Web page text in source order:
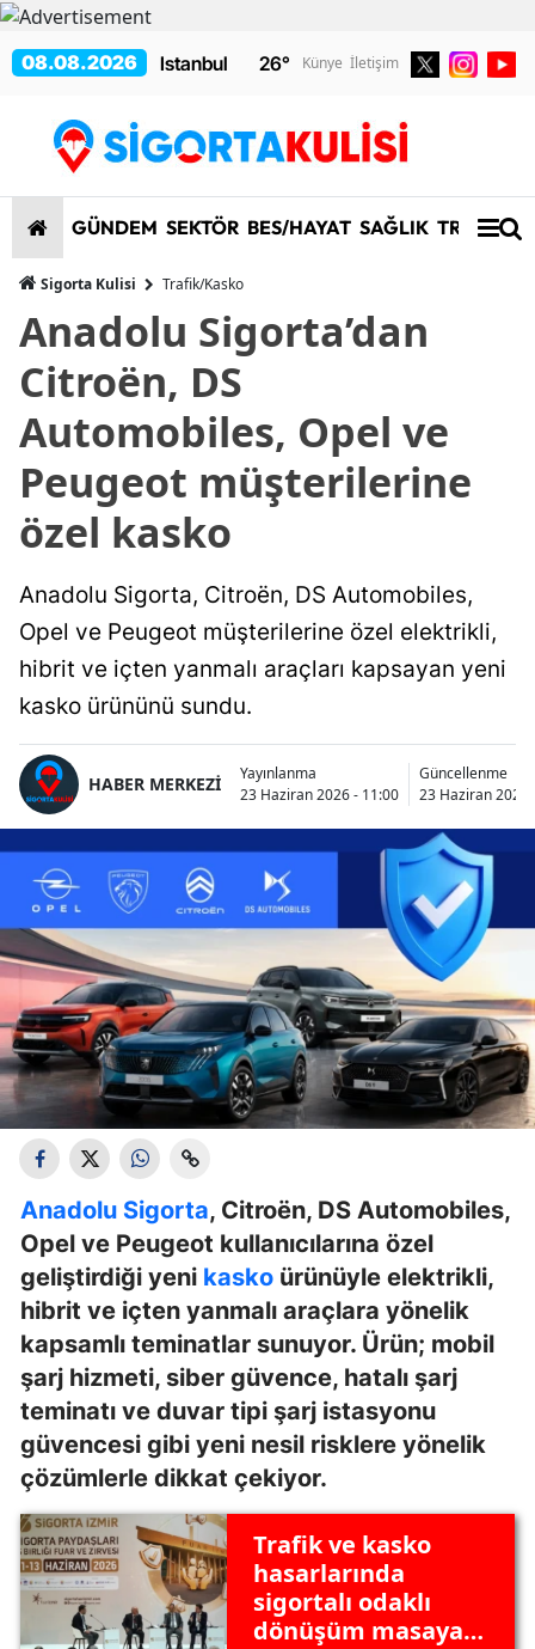
08.08.2026 26° Künye İletişim
GÜNDEM SEKTÖR BES/HAYAT SAĞLIK TRAFİK/
Sigorta Kulisi Trafik/Kasko
Anadolu Sigorta’dan
Citroën, DS
Automobiles, Opel ve
Peugeot müşterilerine
özel kasko
Anadolu Sigorta, Citroën, DS Automobiles,
Opel ve Peugeot müşterilerine özel elektrikli,
hibrit ve içten yanmalı araçları kapsayan yeni
kasko ürününü sundu.
HABER MERKEZİ
Yayınlanma
23 Haziran 2026 - 11:00
Güncellenme
23 Haziran 2026
Anadolu Sigorta, Citroën, DS Automobiles,
Opel ve Peugeot kullanıcılarına özel
geliştirdiği yeni kasko ürünüyle elektrikli,
hibrit ve içten yanmalı araçlara yönelik
kapsamlı teminatlar sunuyor. Ürün; mobil
şarj hizmeti, siber güvence, hatalı şarj
teminatı ve duvar tipi şarj istasyonu
güvencesi gibi yeni nesil risklere yönelik
çözümlerle dikkat çekiyor.
Trafik ve kasko
hasarlarında
sigortalı odaklı
dönüşüm masaya